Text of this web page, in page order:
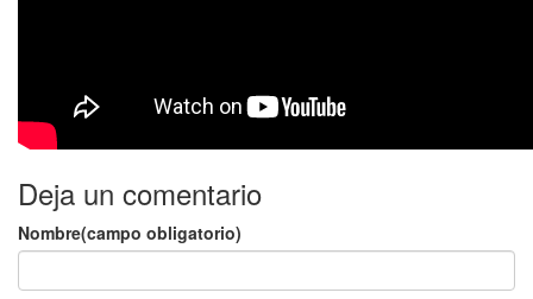
Deja un comentario
Nombre(campo obligatorio)